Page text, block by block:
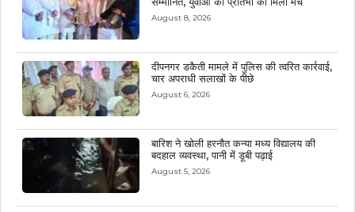
August 8, 2026
दीपनगर डकैती मामले में पुलिस की त्वरित कार्रवाई,
चार अपराधी सलाखों के पीछे
August 6, 2026
बारिश ने खोली हरनौत कन्या मध्य विद्यालय की
बदहाल व्यवस्था, पानी में डूबी पढ़ाई
August 5, 2026